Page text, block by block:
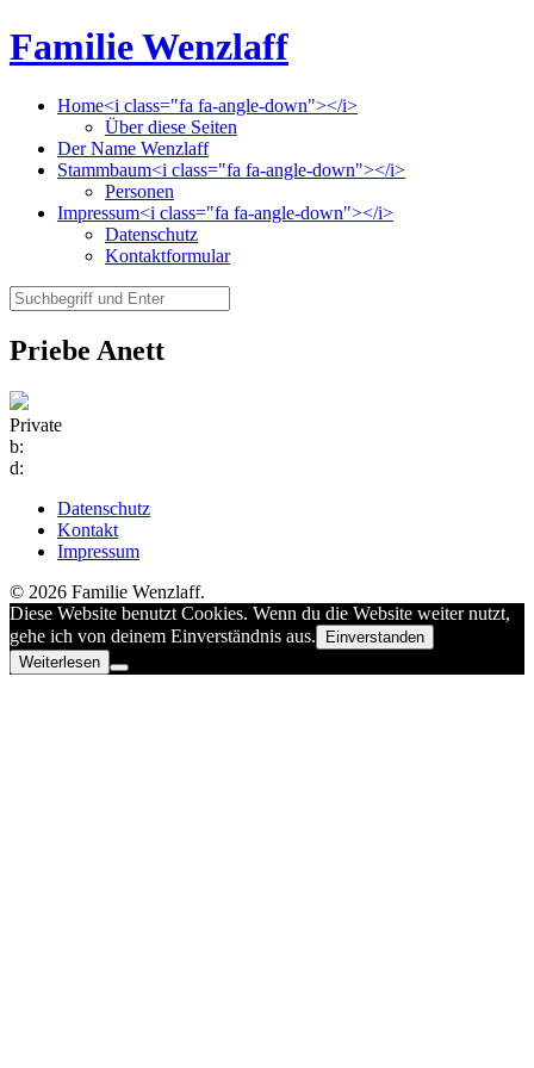
Familie Wenzlaff
Home<i class="fa fa-angle-down"></i>
Über diese Seiten
Der Name Wenzlaff
Stammbaum<i class="fa fa-angle-down"></i>
Personen
Impressum<i class="fa fa-angle-down"></i>
Datenschutz
Kontaktformular
Priebe Anett
Private
b:
d:
Datenschutz
Kontakt
Impressum
© 2026 Familie Wenzlaff.
Diese Website benutzt Cookies. Wenn du die Website weiter nutzt,
gehe ich von deinem Einverständnis aus.
Einverstanden
Weiterlesen